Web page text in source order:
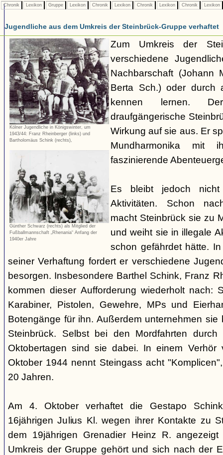
Chronik Lexikon Gruppe Lexikon Chronik Lexikon Chronik Lexikon Chronik Lexikon
Jugendliche aus dem Umkreis der Steinbrück-Gruppe verhaftet
Kölner Jugendliche in Königswinter, um
1943/44: Franz Rheinberger (links) und
Bartholomäus Schink (rechts),
Günther Schwarz (rechts) als Mitglied der
Fußballmannschaft „Rhenania“ Anfang der
1940er Jahre
Zum Umkreis der
verschiedene
Nachbarschaft (Johann
Berta Sch.) oder durch
kennen lernen.
draufgängerische
Wirkung auf sie aus. Er
Mundharmonika mit
faszinierende
Es bleibt jedoch
Aktivitäten. Schon
macht Steinbrück sie zu
und weiht sie in illegale
schon gefährdet hätte.
seiner Verhaftung fordert er verschiedene
besorgen. Insbesondere Barthel Schink, Franz
kommen dieser Aufforderung wiederholt nach:
Karabiner, Pistolen, Gewehre, MPs und
Botengänge für ihn. Außerdem unternehmen sie
Steinbrück. Selbst bei den Mordfahrten
Oktobertagen sind sie dabei. In einem
Oktober 1944 nennt Steingass acht
20 Jahren.
Am 4. Oktober verhaftet die Gestapo
16jährigen Julius Kl. wegen ihrer Kontakte zu
dem 19jährigen Grenadier Heinz R.
Umkreis der Gruppe gehört und sich nach der